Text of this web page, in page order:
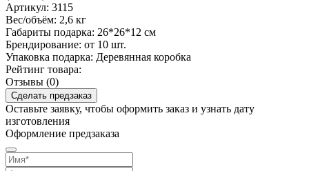
Артикул: 3115
Вес/объём: 2,6 кг
Габариты подарка: 26*26*12 см
Брендирование: от 10 шт.
Упаковка подарка: Деревянная коробка
Рейтинг товара:
Отзывы (0)
Сделать предзаказ
Оставьте заявку, чтобы оформить заказ и узнать дату
изготовления
Оформление предзаказа